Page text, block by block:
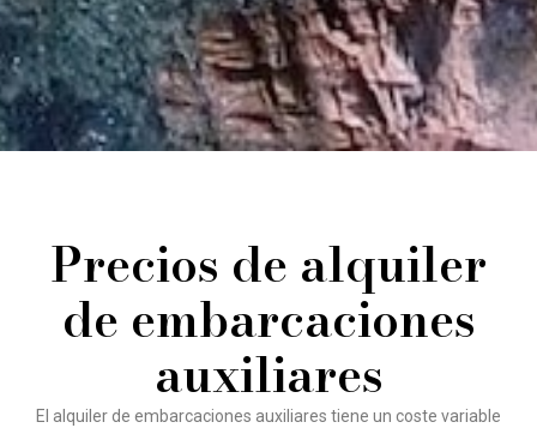
Precios de alquiler
de embarcaciones
auxiliares
El alquiler de embarcaciones auxiliares tiene un coste variable